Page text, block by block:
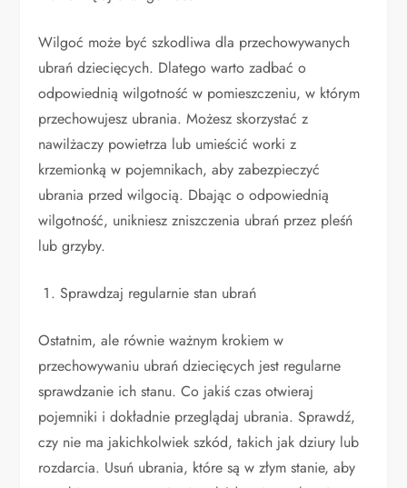
Wilgoć może być szkodliwa dla przechowywanych
ubrań dziecięcych. Dlatego warto zadbać o
odpowiednią wilgotność w pomieszczeniu, w którym
przechowujesz ubrania. Możesz skorzystać z
nawilżaczy powietrza lub umieścić worki z
krzemionką w pojemnikach, aby zabezpieczyć
ubrania przed wilgocią. Dbając o odpowiednią
wilgotność, unikniesz zniszczenia ubrań przez pleśń
lub grzyby.
Sprawdzaj regularnie stan ubrań
Ostatnim, ale równie ważnym krokiem w
przechowywaniu ubrań dziecięcych jest regularne
sprawdzanie ich stanu. Co jakiś czas otwieraj
pojemniki i dokładnie przeglądaj ubrania. Sprawdź,
czy nie ma jakichkolwiek szkód, takich jak dziury lub
rozdarcia. Usuń ubrania, które są w złym stanie, aby